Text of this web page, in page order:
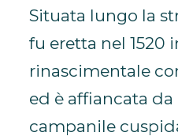
Situata lungo la
fu eretta nel 1520
rinascimentale
ed è affiancata
campanile